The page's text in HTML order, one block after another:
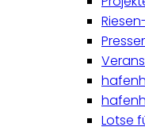
Lotse